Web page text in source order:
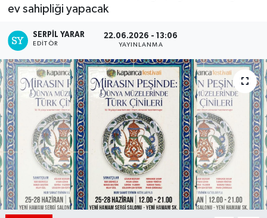
ev sahipliği yapacak
SERPİL YARAR
EDITÖR
22.06.2026 - 13:06
YAYINLANMA